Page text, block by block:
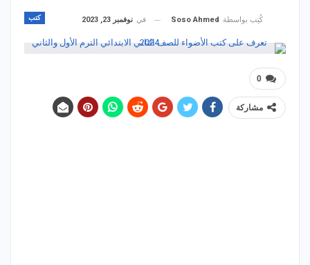
كتب كُتِب بواسطة Soso Ahmed في نوفمبر 23, 2023
0
مشاركة